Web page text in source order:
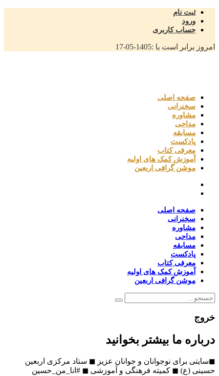
ثبت نام
ورود
حساب کاربری
امروز برابر است با :1405-05-17
صفحه اصلی
سخنرانی
مشاوره
مداحی
مسابقه
پادکست
معرفی کتاب
آموزش کمک های اولیه
موشن گرافی اربعین
صفحه اصلی
سخنرانی
مشاوره
مداحی
مسابقه
پادکست
معرفی کتاب
آموزش کمک های اولیه
موشن گرافی اربعین
خروج
درباره ما بیشتر بخوانید
◼سایتی برای نوجوانان و جوانان عزیز ◼ ستاد مرکزی اربعین
حسینی (ع) ◼ کمیته فرهنگی و آموزشی ◼ #انا_من_حسین